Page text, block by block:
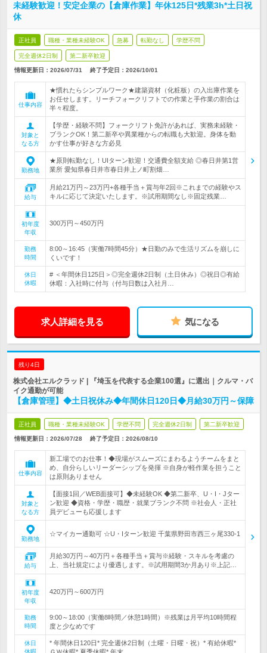
未経験歓迎！安定企業の【倉庫作業】年休125日*残業3h*土日祝
休
正社員 職種・業種未経験OK 急募 転勤なし 学歴不問
完全週休2日制 第二新卒歓迎
情報更新日：2026/07/31 終了予定日： 2026/10/01
仕事内容
★慣れたらシンプルワーク★建築資材（化粧板）の入出庫作業を
お任せします。リーチフォークリフトでの作業と手作業の割合は
半々程度。
対象と
なる方
【学歴・経験不問】フォークリフト免許があれば、実務未経験・
ブランクOK！第二新卒や異業種からの転職も大歓迎。身体を動
かす仕事が好きな方必見
勤務地
★原則転勤なし！UIターン歓迎！交通費全額支給 ◎春日井第1営
業所 愛知県春日井市春日井上ノ町割畑…
給与
月給21万円～23万円+各種手当＋賞与年2回※これまでの経験やス
キルに応じて決定いたします。※試用期間なし※固定残業…
初年度
年収
300万円～450万円
勤務
時間
8:00～16:45（実働7時間45分）★日勤のみで生活リズムを崩しに
くいです！
休日
休暇
# ＜年間休日125日＞◎完全週休2日制（土日休み）◎祝日◎有給
休暇：入社時に付与（付与日数は入社月…
求人詳細を見る 気になる
残り4日
株式会社エルクラッド | 『埼玉を代表する企業100選』に選出｜クルマ・バ
イク通勤が可能
【倉庫管理】◆土日祝休み◆年間休日120日◆月給30万円～保障
正社員 職種・業種未経験OK 学歴不問 完全週休2日制 第二新卒歓迎
情報更新日：2026/07/28 終了予定日： 2026/08/10
仕事内容
新工場でのお仕事！◆現場がスムーズにまわるようチームをまと
め、自分らしいリーダーシップを発揮 ※自身が軽作業を担うこと
は原則ありません
対象と
なる方
【面接1回／WEB面接可】◆未経験OK ◆第二新卒、U・I・Jター
ン歓迎 ◆資格・学歴・職歴・就業ブランク不問 ※社会人・正社
員デビューも応援します
勤務地
☆マイカー通勤可 ☆U・Iターン歓迎 千葉県野田市西三ヶ尾330-1
給与
月給30万円～40万円＋各種手当＋賞与※経験・スキルを考慮の
上、当社規定により優遇します。※試用期間3か月あり※上記…
初年度
年収
420万円～600万円
勤務
時間
9:00～18:00（実働8時間／休憩1時間）※残業は月平均10時間程
度と少なめです
休日
休暇
* 年間休日120日* 完全週休2日制（土曜・日曜・祝）* 有給休暇*